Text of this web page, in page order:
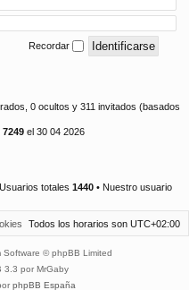
Recordar
0 ocultos y 311 invitados (basados
7249 el 30 04 2026
totales 1440 • Nuestro usuario
Todos los horarios son UTC+02:00
Software © phpBB Limited
3.3 por MrGaby
phpBB España